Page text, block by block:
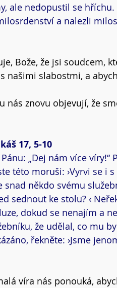
ale nedopustil se
a nalezli
Bože, že jsi soudcem,
našimi slabostmi, a
nás znovu objevují, že
17, 5-10
„Dej nám více
této moruši: ›Vyrvi se i
snad někdo svému
sednout ke stolu? ‹
dokud se nenajím a
že udělal, co mu
řekněte: ›Jsme
víra nás ponouká,